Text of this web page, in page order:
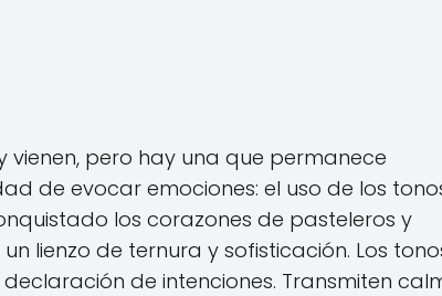
vienen, pero hay una que permanece
de evocar emociones: el uso de los
los corazones de pasteleros y
lienzo de ternura y sofisticación. Los
de intenciones. Transmiten